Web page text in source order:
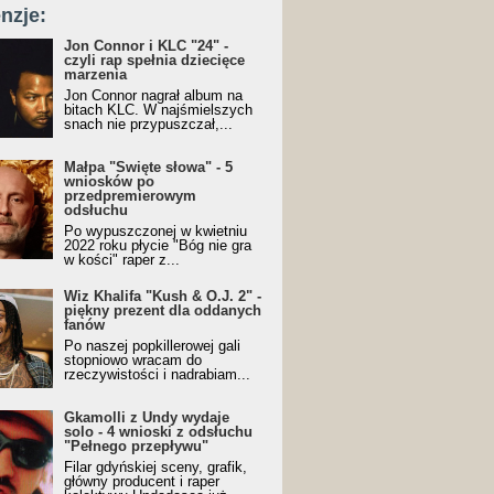
Jon Connor i KLC "24" -
czyli rap spełnia dziecięce
marzenia
Jon Connor nagrał album na
bitach KLC. W najśmielszych
snach nie przypuszczał,...
Małpa "Święte słowa" - 5
wniosków po
przedpremierowym
odsłuchu
Po wypuszczonej w kwietniu
2022 roku płycie "Bóg nie gra
w kości" raper z...
Wiz Khalifa "Kush & O.J. 2" -
piękny prezent dla oddanych
fanów
Po naszej popkillerowej gali
stopniowo wracam do
rzeczywistości i nadrabiam...
Gkamolli z Undy wydaje
solo - 4 wnioski z odsłuchu
"Pełnego przepływu"
Filar gdyńskiej sceny, grafik,
główny producent i raper